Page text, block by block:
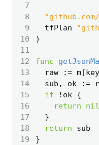
7
8
9
tfPlan
10
)
11
12
func
13
raw := m [ key
14
sub , ok :=
15
if ! ok {
16
return
nil
17
}
18
return
sub
19
}